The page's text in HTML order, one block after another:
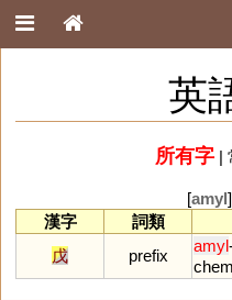
英
所有字|
[amyl
漢字
詞類
戊
prefix
amyl